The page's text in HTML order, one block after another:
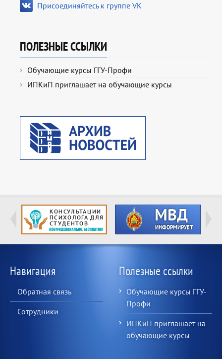
Присоединяйтесь к группе VK
ПОЛЕЗНЫЕ ССЫЛКИ
Обучающие курсы ГГУ-Профи
ИПКиП приглашает на обучающие курсы
Навигация
Обратная связь
Сотрудники
Полезные ссылки
Обучающие курсы ГГУ-
Профи
ИПКиП приглашает на
обучающие курсы